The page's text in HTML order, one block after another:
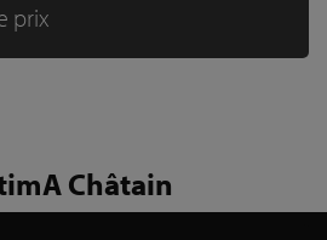
prix
Châtain